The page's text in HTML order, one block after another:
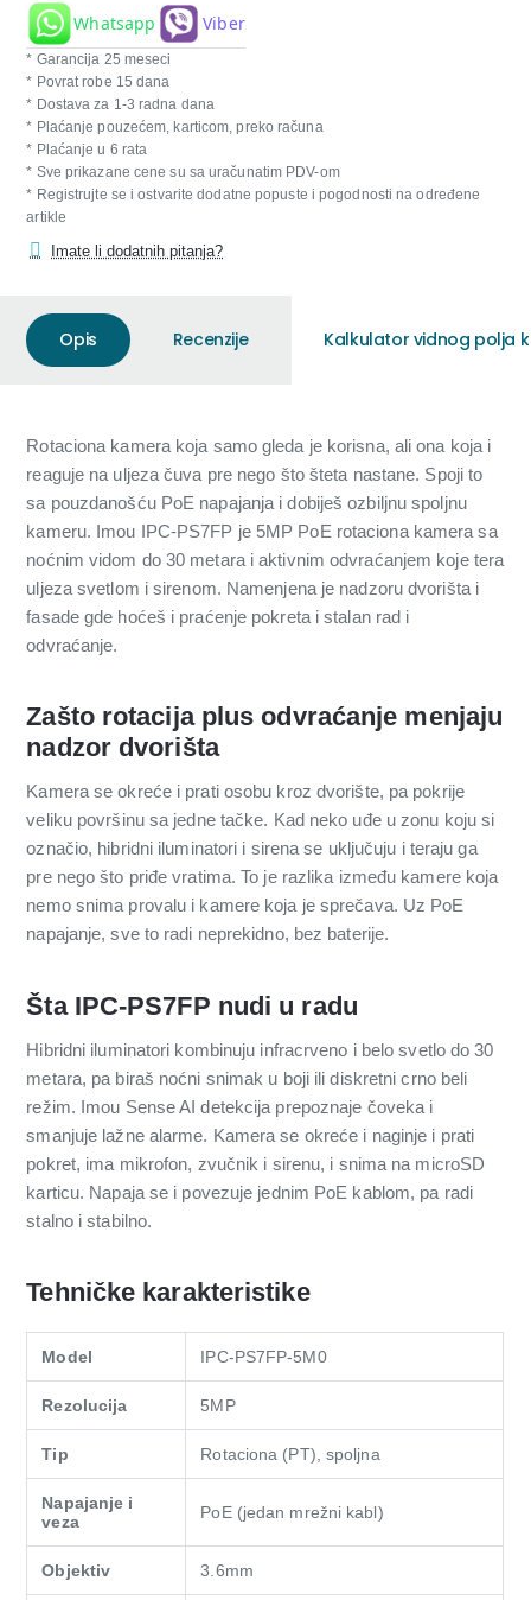
Whatsapp Viber
* Garancija 25 meseci
* Povrat robe 15 dana
* Dostava za 1-3 radna dana
* Plaćanje pouzećem, karticom, preko računa
* Plaćanje u 6 rata
* Sve prikazane cene su sa uračunatim PDV-om
* Registrujte se i ostvarite dodatne popuste i pogodnosti na određene
artikle
Imate li dodatnih pitanja?
Opis Recenzije Kalkulator vidnog polja
Rotaciona kamera koja samo gleda je korisna, ali ona koja i
reaguje na uljeza čuva pre nego što šteta nastane. Spoji to
sa pouzdanošću PoE napajanja i dobiješ ozbiljnu spoljnu
kameru. Imou IPC-PS7FP je 5MP PoE rotaciona kamera sa
noćnim vidom do 30 metara i aktivnim odvraćanjem koje tera
uljeza svetlom i sirenom. Namenjena je nadzoru dvorišta i
fasade gde hoćeš i praćenje pokreta i stalan rad i
odvraćanje.
Zašto rotacija plus odvraćanje menjaju
nadzor dvorišta
Kamera se okreće i prati osobu kroz dvorište, pa pokrije
veliku površinu sa jedne tačke. Kad neko uđe u zonu koju si
označio, hibridni iluminatori i sirena se uključuju i teraju ga
pre nego što priđe vratima. To je razlika između kamere koja
nemo snima provalu i kamere koja je sprečava. Uz PoE
napajanje, sve to radi neprekidno, bez baterije.
Šta IPC-PS7FP nudi u radu
Hibridni iluminatori kombinuju infracrveno i belo svetlo do 30
metara, pa biraš noćni snimak u boji ili diskretni crno beli
režim. Imou Sense AI detekcija prepoznaje čoveka i
smanjuje lažne alarme. Kamera se okreće i naginje i prati
pokret, ima mikrofon, zvučnik i sirenu, i snima na microSD
karticu. Napaja se i povezuje jednim PoE kablom, pa radi
stalno i stabilno.
Tehničke karakteristike
Model IPC-PS7FP-5M0
Rezolucija 5MP
Tip Rotaciona (PT), spoljna
Napajanje i
veza
PoE (jedan mrežni kabl)
Objektiv 3.6mm